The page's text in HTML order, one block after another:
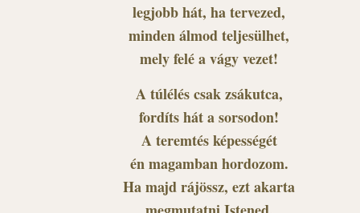
legjobb hát, ha tervezed,
minden álmod teljesülhet,
mely felé a vágy vezet!
A túlélés csak zsákutca,
fordíts hát a sorsodon!
A teremtés képességét
én magamban hordozom.
Ha majd rájössz, ezt akarta